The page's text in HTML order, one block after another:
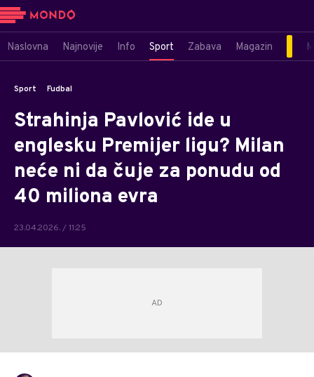
Naslovna Najnovije Info Sport Zabava Magazin
Sport Fudbal
Strahinja Pavlović ide u
englesku Premijer ligu? Milan
neće ni da čuje za ponudu od
40 miliona evra
23.04.2026. / 11:25